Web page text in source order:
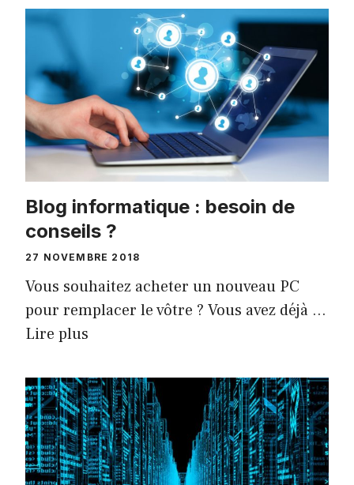
Blog informatique : besoin de
conseils ?
27 NOVEMBRE 2018
Vous souhaitez acheter un nouveau PC
pour remplacer le vôtre ? Vous avez déjà …
Lire plus